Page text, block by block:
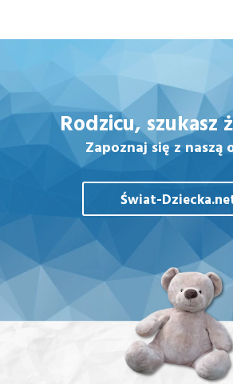
Świat-
Rodzicu,szukasz
Zapoznaj się z naszą